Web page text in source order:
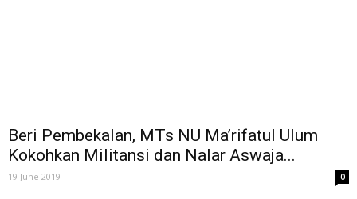
Beri Pembekalan, MTs NU Ma’rifatul Ulum
Kokohkan Militansi dan Nalar Aswaja...
19 June 2019 0